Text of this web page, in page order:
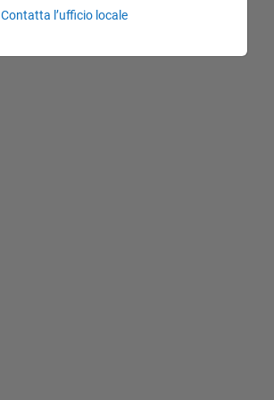
Contatta l’ufficio locale